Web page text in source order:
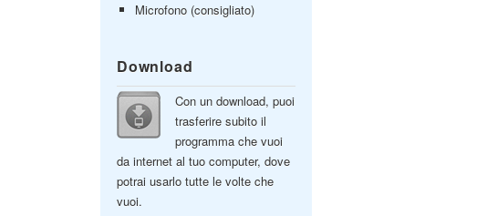
Microfono (consigliato)
Download
Con un download, puoi
trasferire subito il
programma che vuoi
da internet al tuo computer, dove
potrai usarlo tutte le volte che
vuoi.